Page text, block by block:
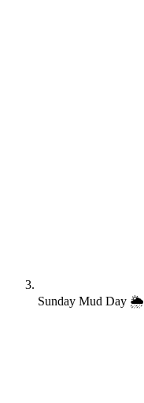
Sunday Mud Day 🌦️